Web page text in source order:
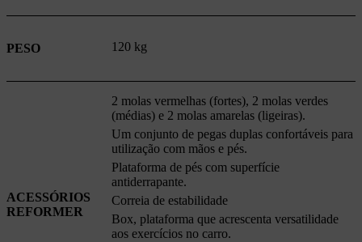
PESO 120 kg
ACESSÓRIOS
REFORMER
2 molas vermelhas (fortes), 2 molas verdes
(médias) e 2 molas amarelas (ligeiras).
Um conjunto de pegas duplas confortáveis para
utilização com mãos e pés.
Plataforma de pés com superfície
antiderrapante.
Correia de estabilidade
Box, plataforma que acrescenta versatilidade
aos exercícios no carro.